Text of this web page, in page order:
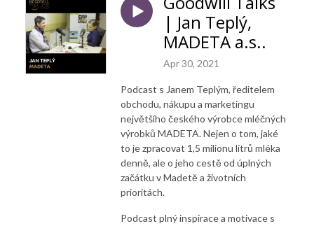
| Jan Teplý,
MADETA a.s..
Apr 30, 2021
Podcast s Janem Teplým, ředitelem
obchodu, nákupu a marketingu
největšího českého výrobce mléčných
výrobků MADETA. Nejen o tom, jaké
to je zpracovat 1,5 milionu litrů mléka
denně, ale o jeho cestě od úplných
začátku v Madetě a životních
prioritách.
Podcast plný inspirace a motivace s